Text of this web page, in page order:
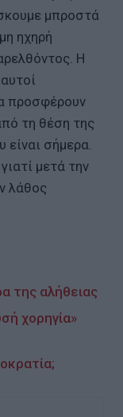
μπροστά
ηχηρή
Η
προσφέρουν
τη θέση της
σήμερα.
μετά την
λάθος
της αλήθειας
χορηγία»